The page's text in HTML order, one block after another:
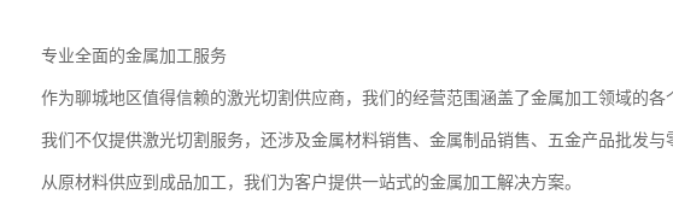
专业全面的金属加工服务
作为聊城地区值得信赖的激光切割供应商，我们的经营范围涵盖了金属加工领域的各
我们不仅提供激光切割服务，还涉及金属材料销售、金属制品销售、五金产品批发与
从原材料供应到成品加工，我们为客户提供一站式的金属加工解决方案。